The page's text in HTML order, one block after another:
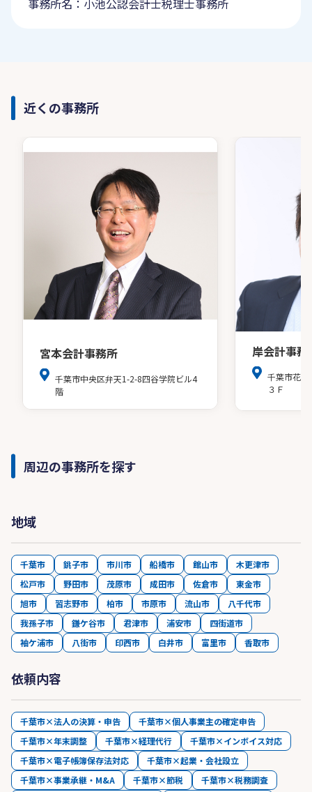
事務所名：小池公認会計士税理士事務所
近くの事務所
宮本会計事務所
千葉市中央区弁天1-2-8四谷学院ビル4
階
岸会計事務
千葉市花見
３Ｆ
周辺の事務所を探す
地域
千葉市 銚子市 市川市 船橋市 館山市
木更津市
松戸市
野田市 茂原市 成田市 佐倉市
東金市
旭市
習志野市 柏市 市原市 流山市
八千代市
我孫子市
鎌ケ谷市 君津市 浦安市
四街道市
袖ケ浦市
八街市 印西市 白井市 富里市 香取市
依頼内容
千葉市×法人の決算・申告
千葉市×個人事業主の確定申告
千葉市×年末調整
千葉市×経理代行
千葉市×インボイス対応
千葉市×電子帳簿保存法対応
千葉市×起業・会社設立
千葉市×事業承継・M&A
千葉市×節税
千葉市×税務調査